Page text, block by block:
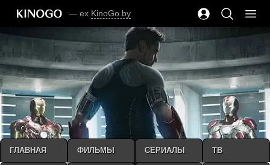
— ex KinoGo.by
ГЛАВНАЯ ФИЛЬМЫ СЕРИАЛЫ ТВ